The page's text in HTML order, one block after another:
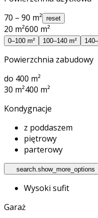
70 – 90 m² reset
20 m²600 m²
0–100 m² 100–140 m²
Powierzchnia zabudowy
do 400 m²
30 m²400 m²
Kondygnacje
z poddaszem
piętrowy
parterowy
search.show_more_options
Wysoki sufit
Garaż